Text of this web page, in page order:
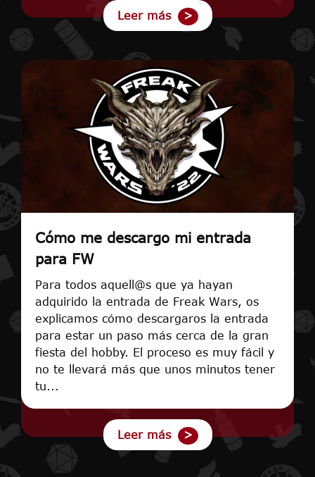
Leer más
Cómo me descargo mi entrada
para FW
Para todos aquell@s que ya hayan
adquirido la entrada de Freak Wars, os
explicamos cómo descargaros la entrada
para estar un paso más cerca de la gran
fiesta del hobby. El proceso es muy fácil y
no te llevará más que unos minutos tener
tu...
Leer más